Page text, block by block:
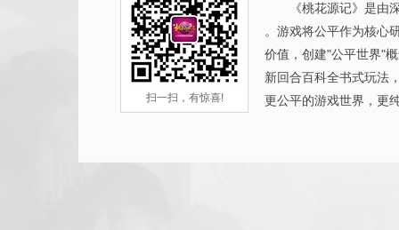
扫一扫，有惊喜!
《桃花源记》是由
。游戏将公平作为核心
价值，创建"公平世界"
新回合百科全书式玩法
更公平的游戏世界，更